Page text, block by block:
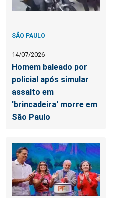
SÃO PAULO
14/07/2026
Homem baleado por
policial após simular
assalto em
'brincadeira' morre em
São Paulo